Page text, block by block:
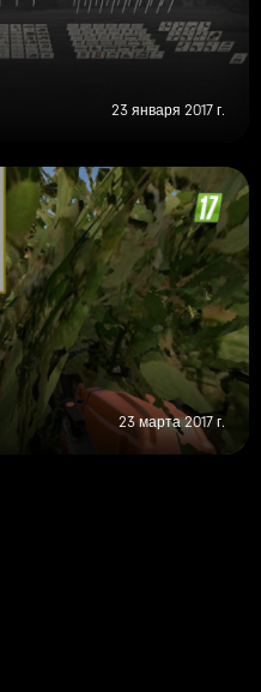
23 января 2017 г.
23 марта 2017 г.